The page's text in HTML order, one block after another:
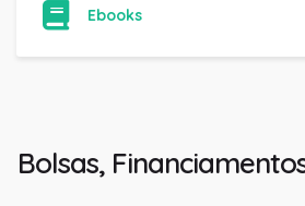
Ebooks
Bolsas,